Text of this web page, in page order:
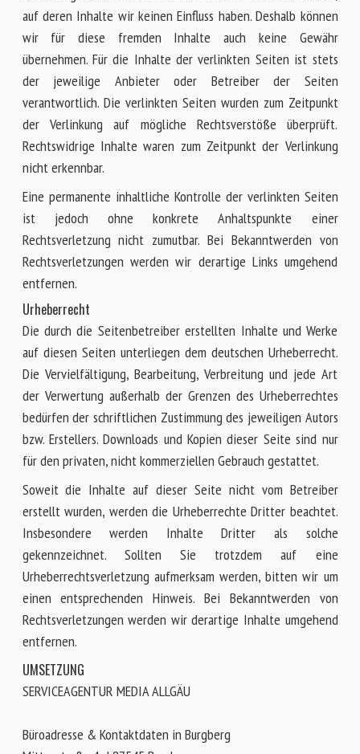
auf deren Inhalte wir keinen Einfluss haben. Deshalb können
wir für diese fremden Inhalte auch keine Gewähr
übernehmen. Für die Inhalte der verlinkten Seiten ist stets
der jeweilige Anbieter oder Betreiber der Seiten
verantwortlich. Die verlinkten Seiten wurden zum Zeitpunkt
der Verlinkung auf mögliche Rechtsverstöße überprüft.
Rechtswidrige Inhalte waren zum Zeitpunkt der Verlinkung
nicht erkennbar.
Eine permanente inhaltliche Kontrolle der verlinkten Seiten
ist jedoch ohne konkrete Anhaltspunkte einer
Rechtsverletzung nicht zumutbar. Bei Bekanntwerden von
Rechtsverletzungen werden wir derartige Links umgehend
entfernen.
Urheberrecht
Die durch die Seitenbetreiber erstellten Inhalte und Werke
auf diesen Seiten unterliegen dem deutschen Urheberrecht.
Die Vervielfältigung, Bearbeitung, Verbreitung und jede Art
der Verwertung außerhalb der Grenzen des Urheberrechtes
bedürfen der schriftlichen Zustimmung des jeweiligen Autors
bzw. Erstellers. Downloads und Kopien dieser Seite sind nur
für den privaten, nicht kommerziellen Gebrauch gestattet.
Soweit die Inhalte auf dieser Seite nicht vom Betreiber
erstellt wurden, werden die Urheberrechte Dritter beachtet.
Insbesondere werden Inhalte Dritter als solche
gekennzeichnet. Sollten Sie trotzdem auf eine
Urheberrechtsverletzung aufmerksam werden, bitten wir um
einen entsprechenden Hinweis. Bei Bekanntwerden von
Rechtsverletzungen werden wir derartige Inhalte umgehend
entfernen.
UMSETZUNG
SERVICEAGENTUR MEDIA ALLGÄU
Büroadresse & Kontaktdaten in Burgberg